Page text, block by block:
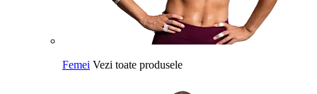
Femei Vezi toate produsele